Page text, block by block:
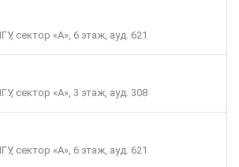
сектор «А», 6 этаж, ауд. 621
сектор «А», 3 этаж, ауд. 308
сектор «А», 6 этаж, ауд. 621